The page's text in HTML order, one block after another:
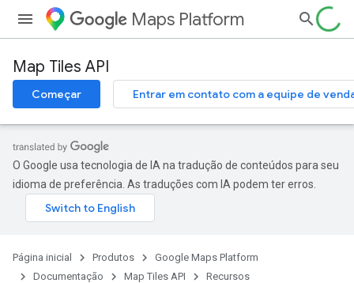
Maps Platform
Map Tiles API
Começar Entrar em contato com a equipe de
O Google usa tecnologia de IA na tradução de conteúdos para seu
idioma de preferência. As traduções com IA podem ter erros.
Página inicial Produtos
Google Maps Platform
Documentação
Map Tiles API Recursos